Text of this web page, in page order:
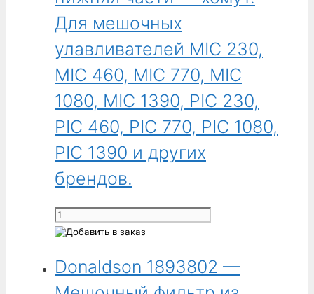
770,
PIC
PIC
1390
и
других
брендов.
длина
2178,05 мм
(85,75 дюйма),
верхняя
и
нижняя
части —
хомут.
Для
мешочных
улавливателей
230,
MIC
MIC
770,
Для мешочных
улавливателей MIC 230,
MIC 460, MIC 770, MIC
1080, MIC 1390, PIC 230,
PIC 460, PIC 770, PIC 1080,
PIC 1390 и других
брендов.
Количество
товара
1851701
Donaldson 1893802 —